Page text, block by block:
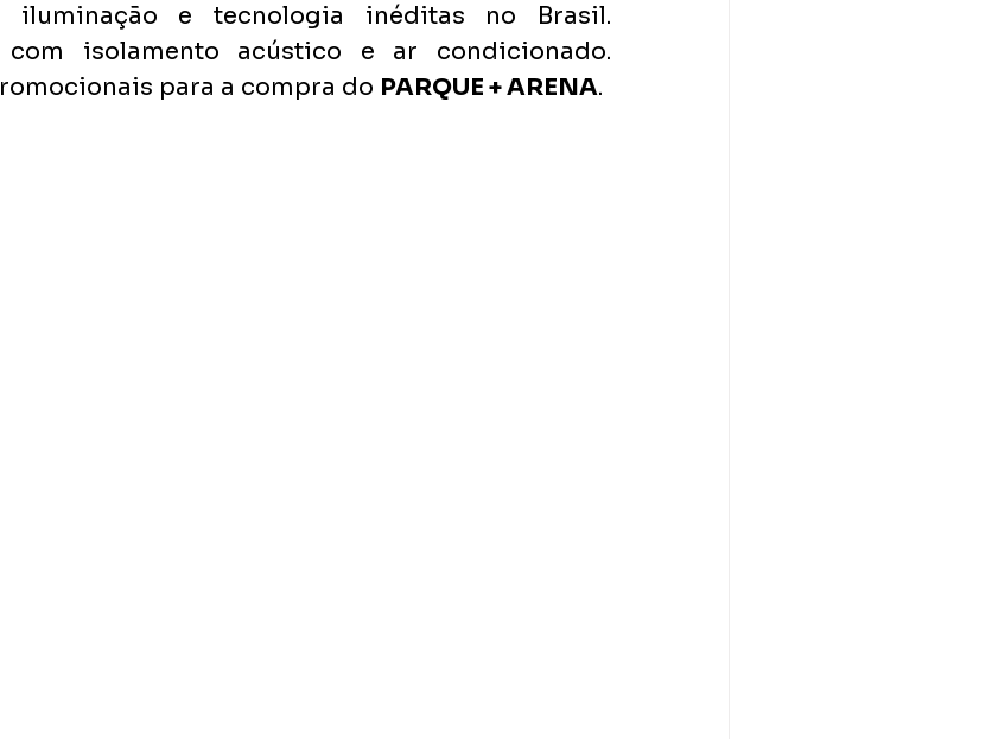
e tecnologia inéditas no Brasil.
para a compra do PARQUE + ARENA.